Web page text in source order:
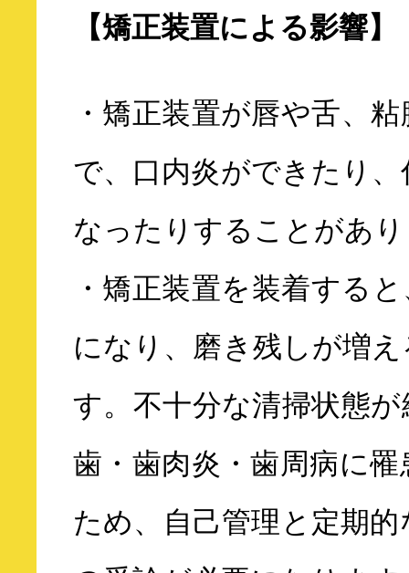
【矯正装置による影響】
・矯正装置が唇や舌、
で、口内炎ができたり
なったりすることがあ
・矯正装置を装着する
になり、磨き残しが増
す。不十分な清掃状態
歯・歯肉炎・歯周病に
ため、自己管理と定期